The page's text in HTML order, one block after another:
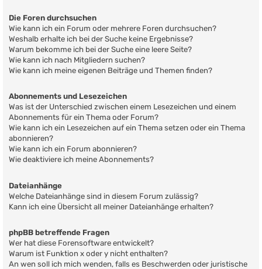
Die Foren durchsuchen
Wie kann ich ein Forum oder mehrere Foren durchsuchen?
Weshalb erhalte ich bei der Suche keine Ergebnisse?
Warum bekomme ich bei der Suche eine leere Seite?
Wie kann ich nach Mitgliedern suchen?
Wie kann ich meine eigenen Beiträge und Themen finden?
Abonnements und Lesezeichen
Was ist der Unterschied zwischen einem Lesezeichen und einem
Abonnements für ein Thema oder Forum?
Wie kann ich ein Lesezeichen auf ein Thema setzen oder ein Thema
abonnieren?
Wie kann ich ein Forum abonnieren?
Wie deaktiviere ich meine Abonnements?
Dateianhänge
Welche Dateianhänge sind in diesem Forum zulässig?
Kann ich eine Übersicht all meiner Dateianhänge erhalten?
phpBB betreffende Fragen
Wer hat diese Forensoftware entwickelt?
Warum ist Funktion x oder y nicht enthalten?
An wen soll ich mich wenden, falls es Beschwerden oder juristische